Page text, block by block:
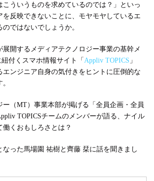
はどう話すべき？面接官が聞きた
はない「本音」
こういうものを求めているのでは？」といっ
を反映できないことに、モヤモヤしているエ
ではないでしょうか。
展開するメディアテクノロジー事業の基幹メ
紐付くスマホ情報サイト「 Appliv TOPICS 」
エンジニア自身の気付きをヒントに圧倒的な
ー（MT）事業本部が掲げる「全員企画・全員
TOPICSチームのメンバーが語る、ナイル
くおもしろさとは？
なった馬場園 祐樹と齊藤 栞に話を聞きまし